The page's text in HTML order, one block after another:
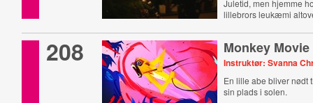
Juletid, men hjemme
lillebrors leukæmi
208 Monkey Movie
Instruktør: Svanna
En lille abe bliver nødt
sin plads i solen.